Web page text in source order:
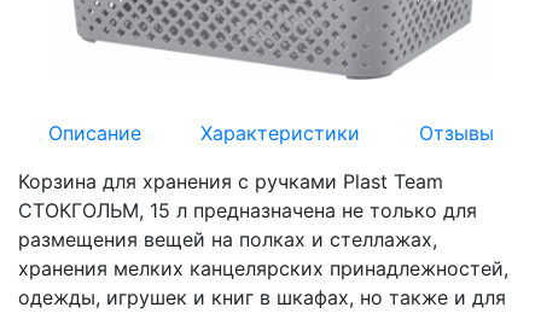
Описание Характеристики
Отзывы
Корзина для хранения с ручками Plast Team
СТОКГОЛЬМ, 15 л предназначена не только для
размещения вещей на полках и стеллажах,
хранения мелких канцелярских принадлежностей,
одежды, игрушек и книг в шкафах, но также и для